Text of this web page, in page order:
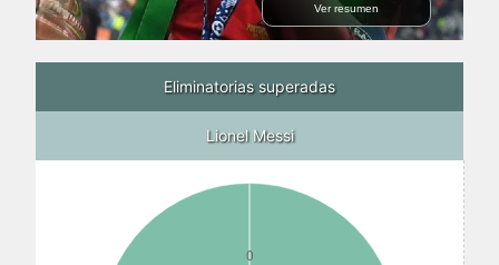
Ver resumen
Eliminatorias superadas
Lionel Messi